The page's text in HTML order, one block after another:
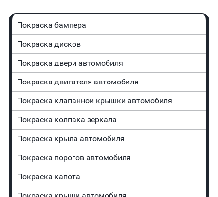
Покраска бампера
Покраска дисков
Покраска двери автомобиля
Покраска двигателя автомобиля
Покраска клапанной крышки автомобиля
Покраска колпака зеркала
Покраска крыла автомобиля
Покраска порогов автомобиля
Покраска капота